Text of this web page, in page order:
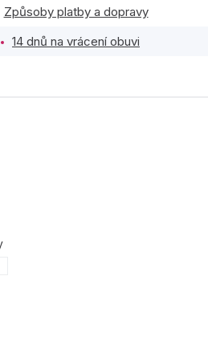
Způsoby platby a dopravy
14 dnů na vrácení obuvi